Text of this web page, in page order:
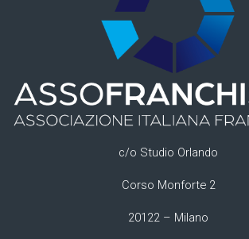
c/o Studio Orlando
Corso Monforte 2
20122 – Milano